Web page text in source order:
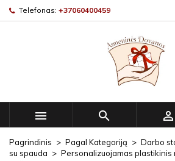
Telefonas: +37060400459
  
Pagrindinis Pagal Kategoriją Darbo
su spauda
Personalizuojamas plastikinis